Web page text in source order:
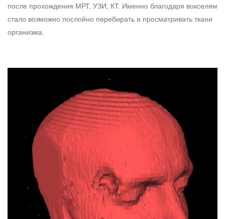
после прохождения МРТ, УЗИ, КТ. Именно благодаря вокселям
стало возможно послойно перебирать и просматривать ткани
организма.